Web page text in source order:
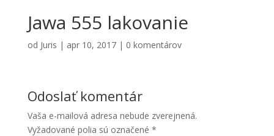
Jawa 555 lakovanie
od Juris | apr 10, 2017| 0 komentárov
Odoslať komentár
Vaša e-mailová adresa nebude zverejnená.
Vyžadované polia sú označené *